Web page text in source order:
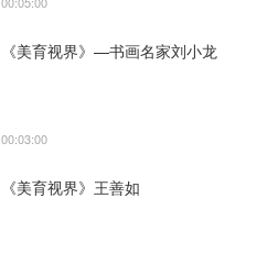
《美育视界》—书画名家刘小龙
00:03:00
《美育视界》王善如